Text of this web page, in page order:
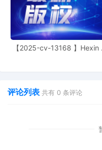
【2025-cv-13168 】Hexin
评论列表 共有 0 条评论